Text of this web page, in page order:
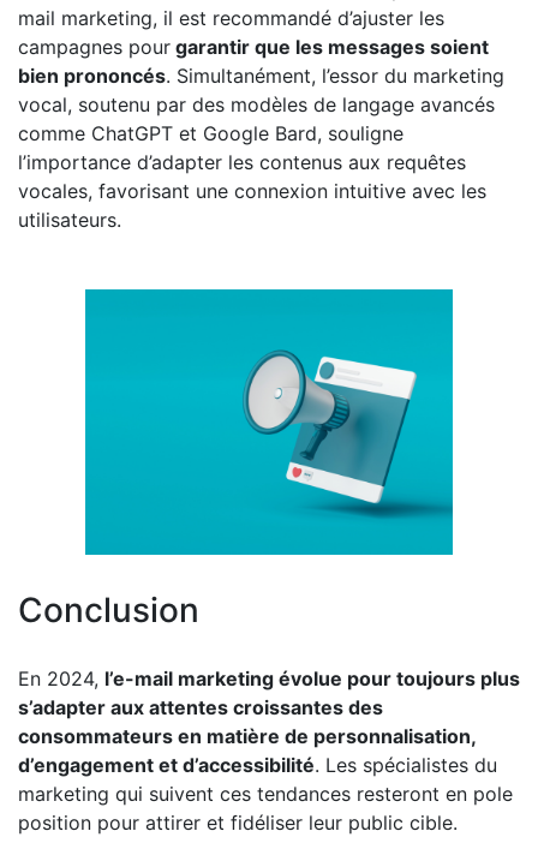
mail marketing, il est recommandé d’ajuster les
campagnes pour garantir que les messages soient
bien prononcés. Simultanément, l’essor du marketing
vocal, soutenu par des modèles de langage avancés
comme ChatGPT et Google Bard, souligne
l’importance d’adapter les contenus aux requêtes
vocales, favorisant une connexion intuitive avec les
utilisateurs.
Conclusion
En 2024, l’e-mail marketing évolue pour toujours plus
s’adapter aux attentes croissantes des
consommateurs en matière de personnalisation,
d’engagement et d’accessibilité. Les spécialistes du
marketing qui suivent ces tendances resteront en pole
position pour attirer et fidéliser leur public cible.